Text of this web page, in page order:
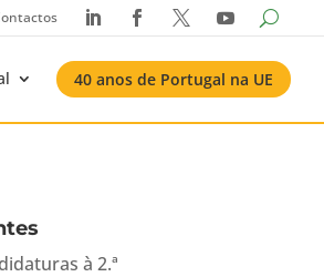
   
40 anos de Portugal na UE
à 2.ª